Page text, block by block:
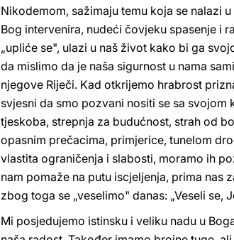
Nikodemom, sažimaju temu koja se nalazi
Bog intervenira, nudeći čovjeku spasenje i
„upliće se", ulazi u naš život kako bi ga
da mislimo da je naša sigurnost u nama
njegove Riječi. Kad otkrijemo hrabrost
svjesni da smo pozvani nositi se sa
tjeskoba, strepnja za budućnost, strah od
opasnim prečacima, primjerice, tunelom
vlastita ograničenja i slabosti, moramo ih
nam pomaže na putu iscjeljenja, prima nas
zbog toga se „veselimo" danas: „Veseli se,
Mi posjedujemo istinsku i veliku nadu u